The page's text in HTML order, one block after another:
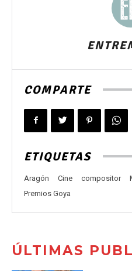
COMPARTE
ETIQUETAS
Aragón Cine compositor
Premios Goya
ÚLTIMAS